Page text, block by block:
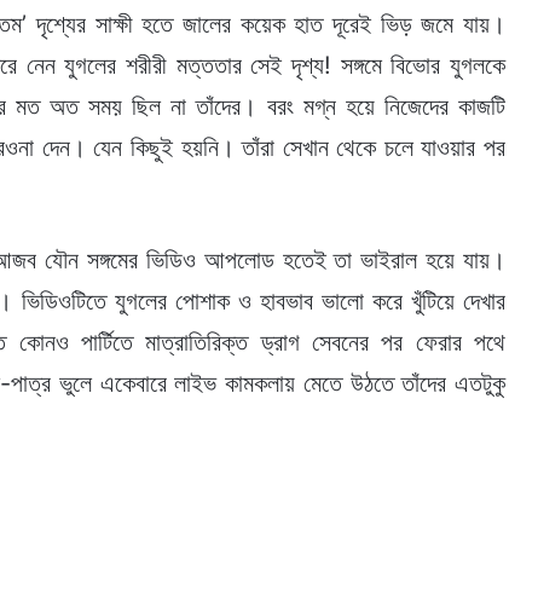
দৃশ্যের সাক্ষী হতে জালের কয়েক হাত দূরেই ভিড় জমে যায়।
যুগলের শরীরী মত্ততার সেই দৃশ্য! সঙ্গমে বিভোর যুগলকে
মত অত সময় ছিল না তাঁদের। বরং মগ্ন হয়ে নিজেদের কাজটি
দেন। যেন কিছুই হয়নি। তাঁরা সেখান থেকে চলে যাওয়ার পর
যৌন সঙ্গমের ভিডিও আপলোড হতেই তা ভাইরাল হয়ে যায়।
যুগলের পোশাক ও হাবভাব ভালো করে খুঁটিয়ে দেখার
পার্টিতে মাত্রাতিরিক্ত ড্রাগ সেবনের পর ফেরার পথে
ভুলে একেবারে লাইভ কামকলায় মেতে উঠতে তাঁদের এতটুকু